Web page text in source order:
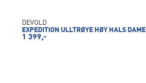
DEVOLD
EXPEDITION ULLTRØYE HØY HALS DAME
1 399,-